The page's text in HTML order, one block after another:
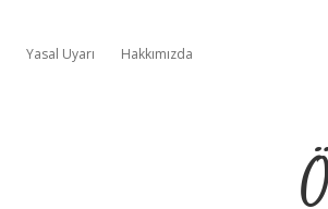
Yasal Uyarı Hakkımızda